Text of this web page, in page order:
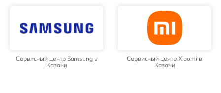
Сервисный центр Samsung в
Казани
Сервисный центр Xiaomi в
Казани